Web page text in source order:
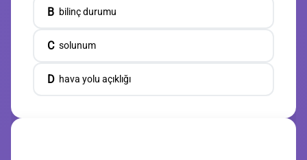
B bilinç durumu
C solunum
D hava yolu açıklığı